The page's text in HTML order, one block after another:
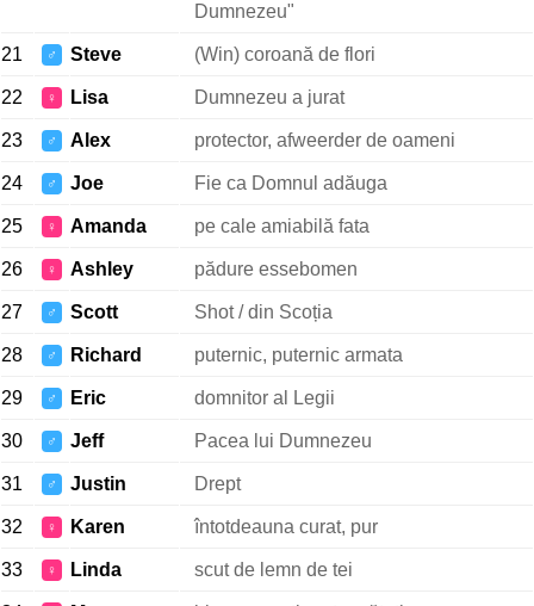
Dumnezeu"
21 ♂ Steve (Win) coroană de flori
22 ♀ Lisa Dumnezeu a jurat
23 ♂ Alex protector, afweerder de oameni
24 ♂ Joe Fie ca Domnul adăuga
25 ♀ Amanda pe cale amiabilă fata
26 ♀ Ashley pădure essebomen
27 ♂ Scott Shot / din Scoția
28 ♂ Richard puternic, puternic armata
29 ♂ Eric domnitor al Legii
30 ♂ Jeff Pacea lui Dumnezeu
31 ♂ Justin Drept
32 ♀ Karen întotdeauna curat, pur
33 ♀ Linda scut de lemn de tei